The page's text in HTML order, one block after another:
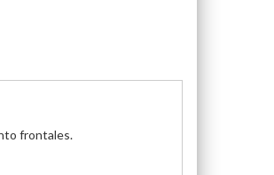
frontales.